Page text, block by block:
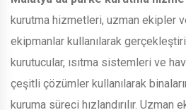
kurutma hizmetleri, uzman ekipler
ekipmanlar kullanılarak
kurutucular, ısıtma sistemleri ve
çeşitli çözümler kullanılarak
kuruma süreci hızlandırılır. Uzman